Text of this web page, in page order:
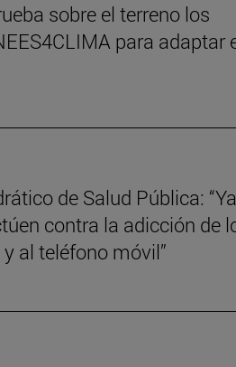
sobre el terreno los
para adaptar
de Salud Pública:
contra la adicción de
al teléfono móvil”